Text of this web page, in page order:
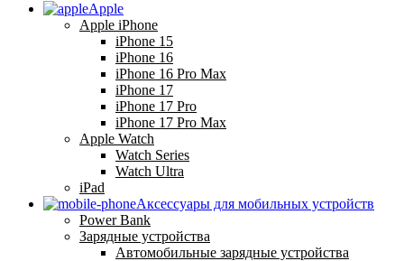
Apple
Apple iPhone
iPhone 15
iPhone 16
iPhone 16 Pro Max
iPhone 17
iPhone 17 Pro
iPhone 17 Pro Max
Apple Watch
Watch Series
Watch Ultra
iPad
Аксессуары для мобильных устройств
Power Bank
Зарядные устройства
Автомобильные зарядные устройства